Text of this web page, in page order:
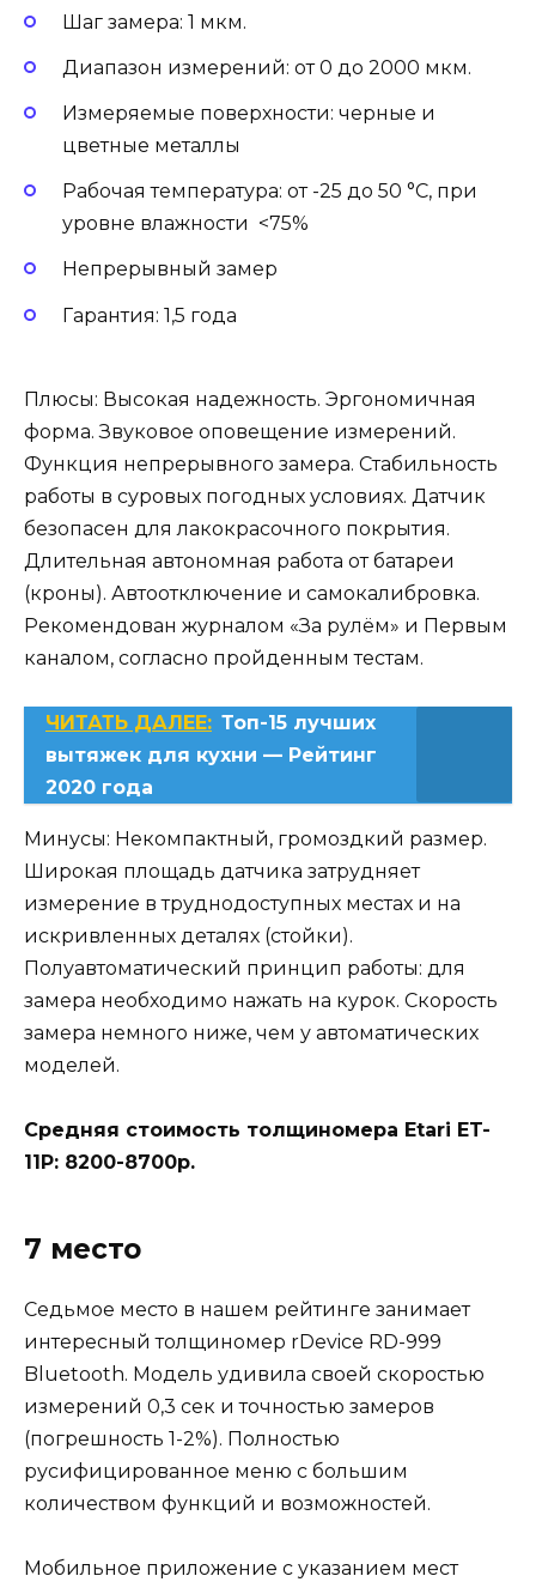
Шаг замера: 1 мкм.
Диапазон измерений: от 0 до 2000 мкм.
Измеряемые поверхности: черные и
цветные металлы
Рабочая температура: от -25 до 50 °С, при
уровне влажности <75%
Непрерывный замер
Гарантия: 1,5 года
Плюсы: Высокая надежность. Эргономичная
форма. Звуковое оповещение измерений.
Функция непрерывного замера. Стабильность
работы в суровых погодных условиях. Датчик
безопасен для лакокрасочного покрытия.
Длительная автономная работа от батареи
(кроны). Автоотключение и самокалибровка.
Рекомендован журналом «За рулём» и Первым
каналом, согласно пройденным тестам.
ЧИТАТЬ ДАЛЕЕ: Топ-15 лучших
вытяжек для кухни — Рейтинг
2020 года
Минусы: Некомпактный, громоздкий размер.
Широкая площадь датчика затрудняет
измерение в труднодоступных местах и на
искривленных деталях (стойки).
Полуавтоматический принцип работы: для
замера необходимо нажать на курок. Скорость
замера немного ниже, чем у автоматических
моделей.
Средняя стоимость толщиномера Etari ET-
11Р: 8200-8700р.
7 место
Седьмое место в нашем рейтинге занимает
интересный толщиномер rDevice RD-999
Bluetooth. Модель удивила своей скоростью
измерений 0,3 сек и точностью замеров
(погрешность 1-2%). Полностью
русифицированное меню с большим
количеством функций и возможностей.
Мобильное приложение с указанием мест